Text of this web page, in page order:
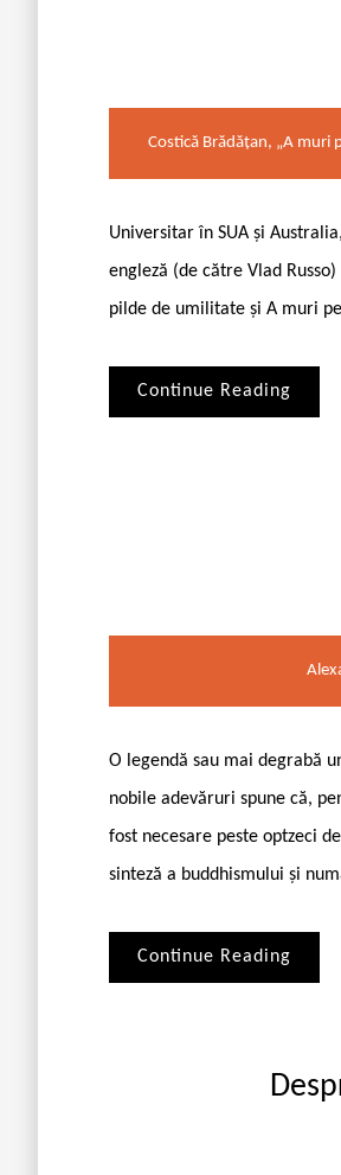
Costică Brădățan, „A
Universitar în SUA și
engleză (de către Vlad
pilde de umilitate și A muri
Continue Reading
O legendă sau mai degrabă
nobile adevăruri spune că,
fost necesare peste optzeci
sinteză a buddhismului și
Continue Reading